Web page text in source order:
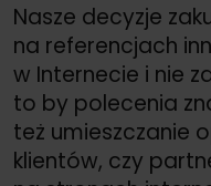
Nasze decyzje
na referencjach
w Internecie i nie
to by polecenia
też umieszczanie
klientów, czy